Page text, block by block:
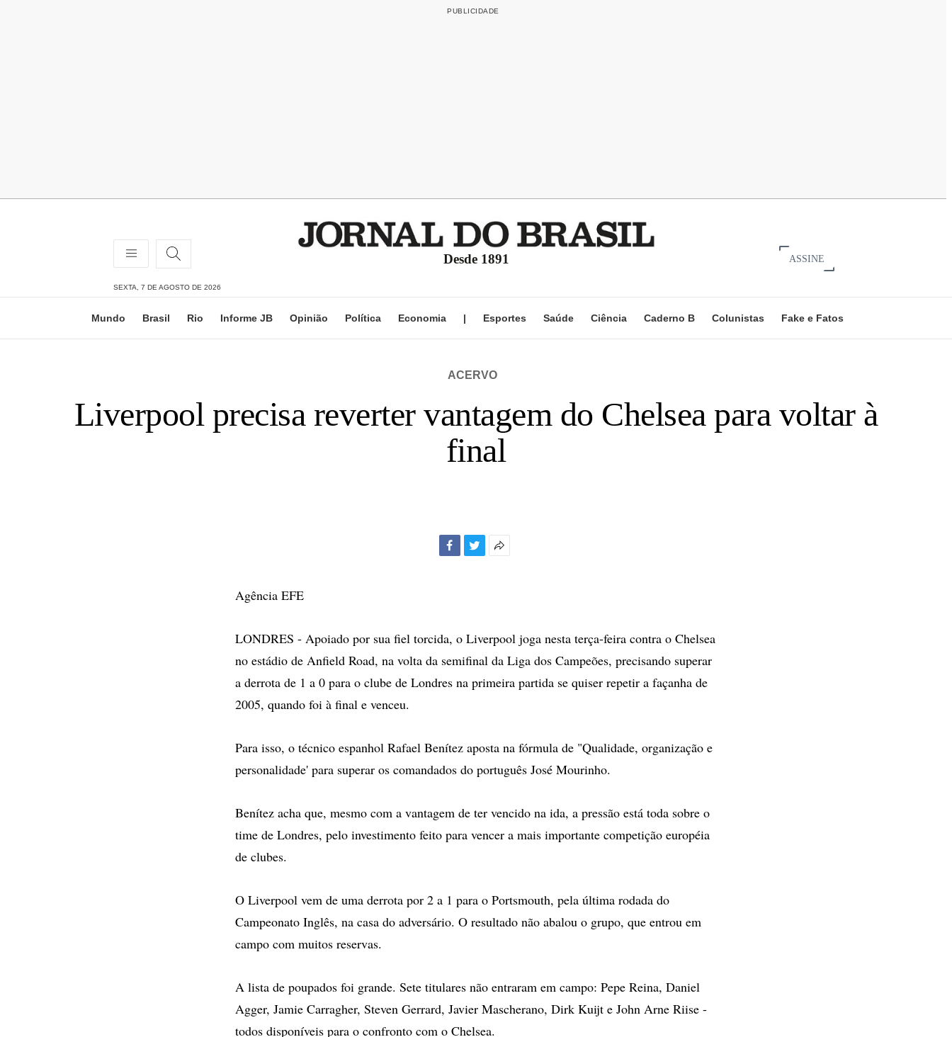
Desde 1891 ASSINE
SEXTA, 7 DE AGOSTO DE 2026
Mundo Brasil Rio Informe JB Opinião Política Economia | Esportes Saúde Ciência Caderno B Colunistas Fake e Fatos
ACERVO
Liverpool precisa reverter vantagem do Chelsea para voltar à
final
Agência EFE
LONDRES - Apoiado por sua fiel torcida, o Liverpool joga nesta terça-feira contra o Chelsea
no estádio de Anfield Road, na volta da semifinal da Liga dos Campeões, precisando superar
a derrota de 1 a 0 para o clube de Londres na primeira partida se quiser repetir a façanha de
2005, quando foi à final e venceu.
Para isso, o técnico espanhol Rafael Benítez aposta na fórmula de "Qualidade, organização e
personalidade' para superar os comandados do português José Mourinho.
Benítez acha que, mesmo com a vantagem de ter vencido na ida, a pressão está toda sobre o
time de Londres, pelo investimento feito para vencer a mais importante competição européia
de clubes.
O Liverpool vem de uma derrota por 2 a 1 para o Portsmouth, pela última rodada do
Campeonato Inglês, na casa do adversário. O resultado não abalou o grupo, que entrou em
campo com muitos reservas.
A lista de poupados foi grande. Sete titulares não entraram em campo: Pepe Reina, Daniel
Agger, Jamie Carragher, Steven Gerrard, Javier Mascherano, Dirk Kuijt e John Arne Riise -
todos disponíveis para o confronto com o Chelsea.